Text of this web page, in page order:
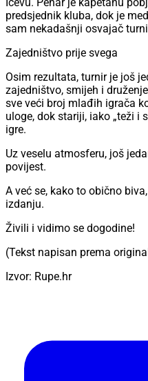
Ićevu. Pehar je kapetanu
predsjednik kluba, dok je
sam nekadašnji osvajač
Zajedništvo prije svega
Osim rezultata, turnir je još
zajedništvo, smijeh i
sve veći broj mlađih igrača
uloge, dok stariji, iako „teži i
igre.
Uz veselu atmosferu, još
povijest.
A već se, kako to obično
izdanju.
Živili i vidimo se dogodine!
(Tekst napisan prema
Izvor: Rupe.hr